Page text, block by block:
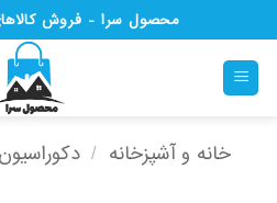
to
content
محصول سرا - فروش
خانه و آشپزخانه / دکوراسیون